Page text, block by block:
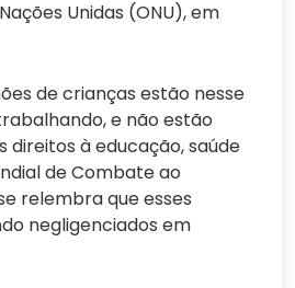
Unidas (ONU), em
de crianças estão nesse
e não estão
direitos à educação, saúde
de Combate ao
relembra que esses
negligenciados em